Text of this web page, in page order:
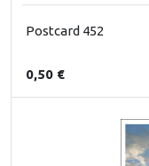
Postcard 452
0,50 €